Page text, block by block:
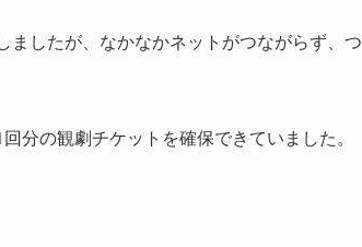
したが、なかなかネットがつながらず、つ
分の観劇チケットを確保できていました。